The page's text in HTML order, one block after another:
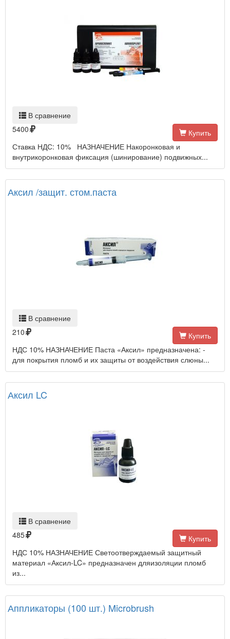
В сравнение
5400
Купить
Ставка НДС: 10% НАЗНАЧЕНИЕ Накоронковая и
внутрикоронковая фиксация (шинирование) подвижных...
Аксил /защит. стом.паста
В сравнение
210
Купить
НДС 10% НАЗНАЧЕНИЕ Паста «Аксил» предназначена: -
для покрытия пломб и их защиты от воздействия слюны...
Аксил LC
В сравнение
485
Купить
НДС 10% НАЗНАЧЕНИЕ Светоотверждаемый защитный
материал «Аксил-LC» предназначен дляизоляции пломб
из...
Аппликаторы (100 шт.) Microbrush